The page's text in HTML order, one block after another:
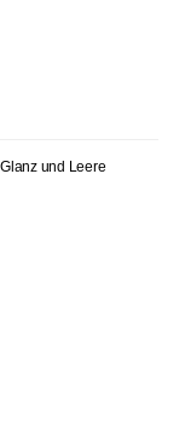
und Leere